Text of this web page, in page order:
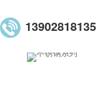
13902818135